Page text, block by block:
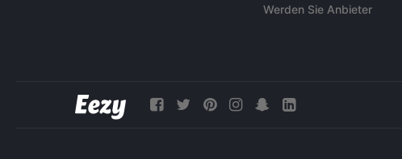
Werden Sie Anbieter